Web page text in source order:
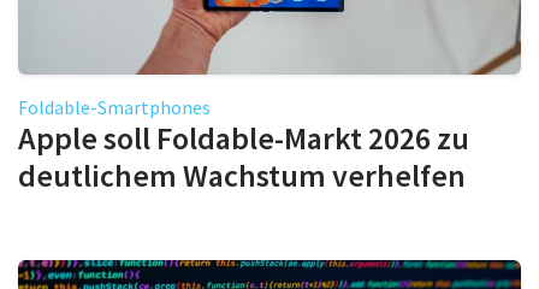
Foldable-Smartphones
Apple soll Foldable-Markt 2026 zu
deutlichem Wachstum verhelfen